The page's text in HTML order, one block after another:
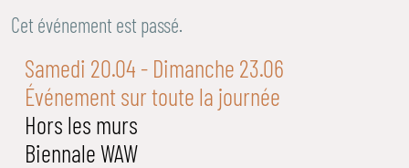
Cet événement est passé.
Samedi 20.04 - Dimanche 23.06
Événement sur toute la journée
Hors les murs
Biennale WAW